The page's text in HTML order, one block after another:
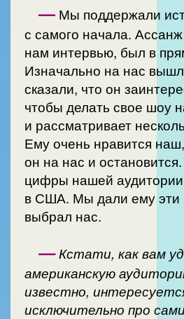
— Мы поддержали
с самого начала.
нам интервью, был в
Изначально на нас
сказали, что он
чтобы делать свое шоу
и рассматривает
Ему очень нравится
он на нас и
цифры нашей
в США. Мы дали ему
выбрал нас.
—Кстати, как вам
американскую
известно,
исключительно про